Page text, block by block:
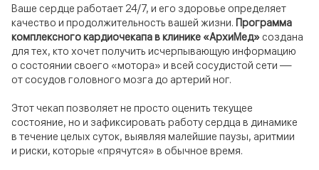
Ваше сердце работает 24/7, и его здоровье определяет
качество и продолжительность вашей жизни. Программа
комплексного кардиочекапа в клинике «АрхиМед»создана
для тех, кто хочет получить исчерпывающую информацию
о состоянии своего «мотора» и всей сосудистой сети —
от сосудов головного мозга до артерий ног.
Этот чекап позволяет не просто оценить текущее
состояние, но и зафиксировать работу сердца в динамике
в течение целых суток, выявляя малейшие паузы, аритмии
и риски, которые «прячутся» в обычное время.